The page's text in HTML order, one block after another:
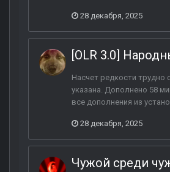
28 декабря, 2025
[OLR 3.0]
Насчет редкости трудно
указана. Дополнено 58
все дополнения из
28 декабря, 2025
Чужой среди